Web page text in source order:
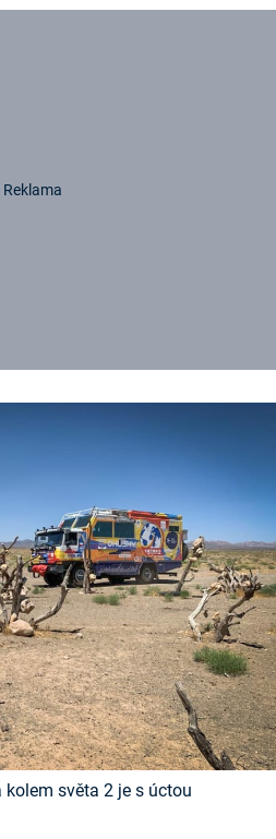
světa 2 je s úctou